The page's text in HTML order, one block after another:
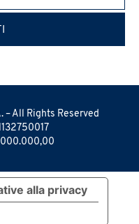
– All Rights Reserved
alla privacy